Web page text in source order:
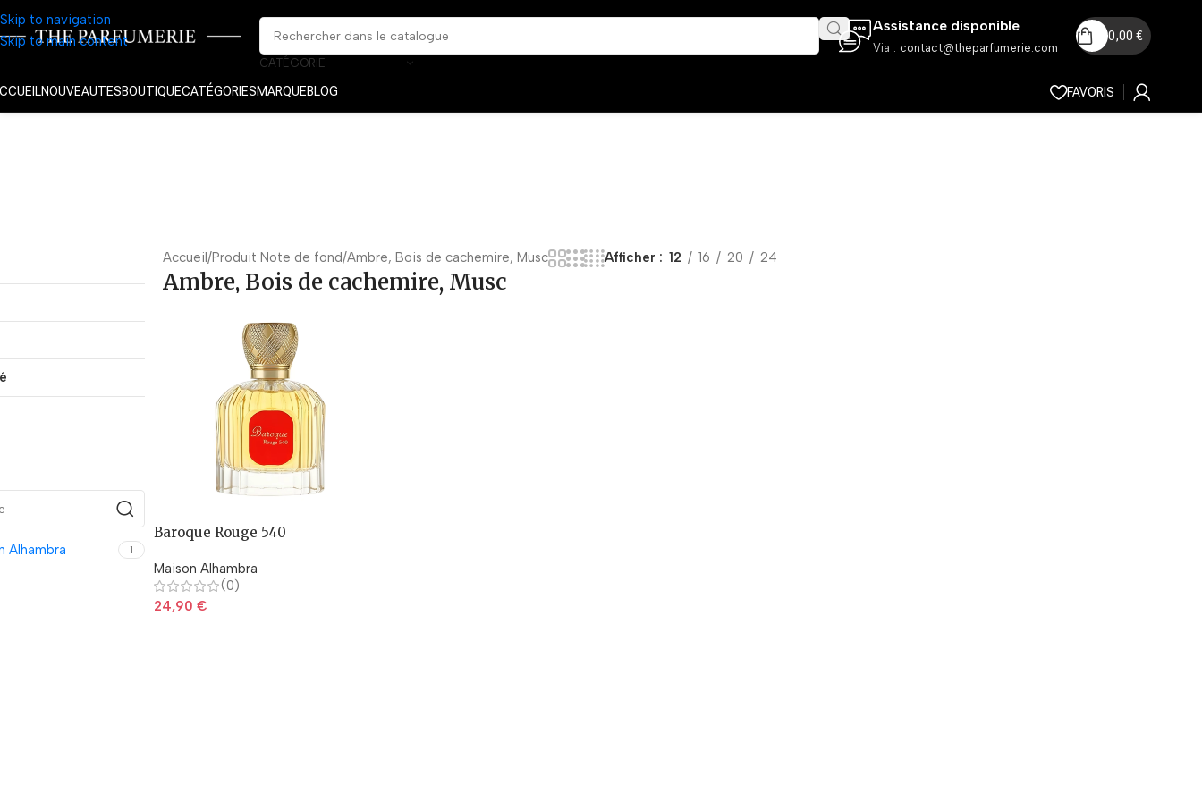
Skip to navigation
Skip to main content
CATÉGORIE
Assistance disponible
Via : contact@theparfumerie.com
0,00 €
NOUVEAUTESBOUTIQUECATÉGORIESMARQUEBLOG FAVORIS
Alhambra 1
Accueil Produit Note de fond Ambre, Bois de cachemire, Musc Afficher 12 16 20 24
Ambre, Bois de cachemire, Musc
Baroque Rouge 540
Maison Alhambra
(0)
24,90 €